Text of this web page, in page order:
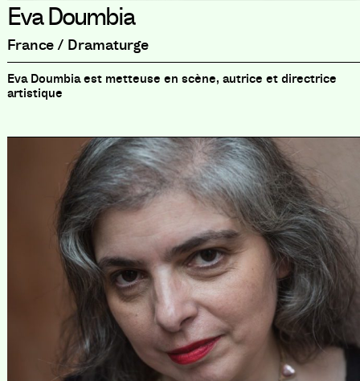
Eva Doumbia
France / Dramaturge
Eva Doumbia est metteuse en scène, autrice et directrice
artistique